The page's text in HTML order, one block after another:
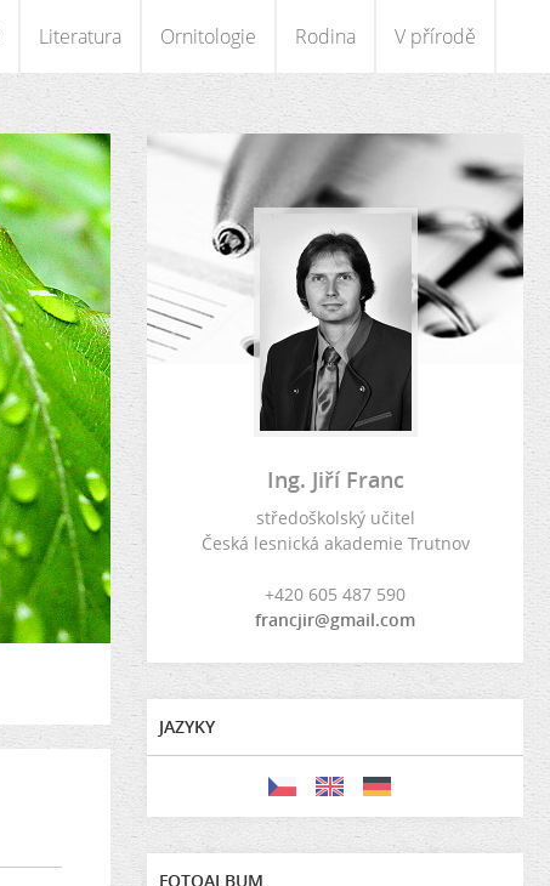
Literatura Ornitologie Rodina V přírodě
Ing. Jiří Franc
středoškolský učitel
Česká lesnická akademie Trutnov
+420 605 487 590
francjir@gmail.com
JAZYKY
FOTOALBUM